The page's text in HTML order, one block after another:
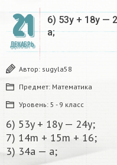
21
ДЕКАБРЬ
6) 53y + 18y —
a;​
Автор: sugyla58
Предмет: Математика
Уровень: 5 - 9 класс
6) 53y + 18y — 24y;
7) 14m + 15m + 16;
3) 34a — a;​